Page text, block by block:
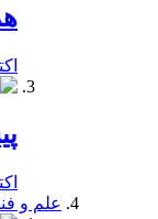
اکتبر
اکتبر
علم و